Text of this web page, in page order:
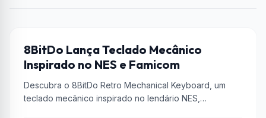
8BITDO
8BitDo Lança Teclado Mecânico
Inspirado no NES e Famicom
Descubra o 8BitDo Retro Mechanical Keyboard, um
teclado mecânico inspirado no lendário NES,